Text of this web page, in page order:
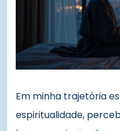
Em minha trajetória
espiritualidade,